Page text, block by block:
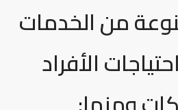
من الخدمات
الأفراد